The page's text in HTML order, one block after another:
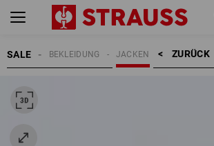
SALE ZURÜCK    >
JACKEN
BEKLEIDUNG